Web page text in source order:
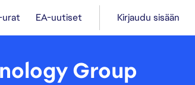
urat EA-uutiset Kirjaudu sisään
Group